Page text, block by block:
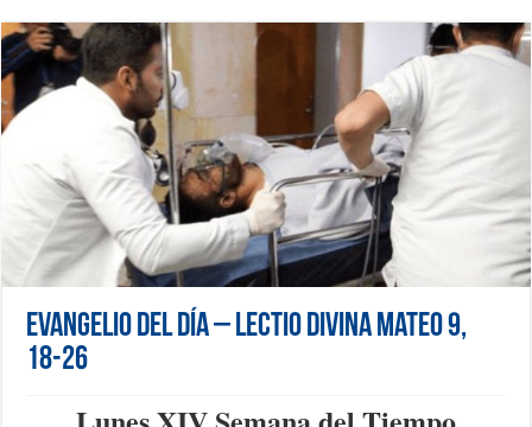
Evangelio del día – Lectio Divina Mateo 9,
18-26